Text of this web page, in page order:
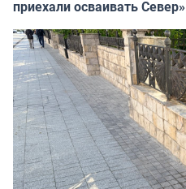
приехали осваивать Север»